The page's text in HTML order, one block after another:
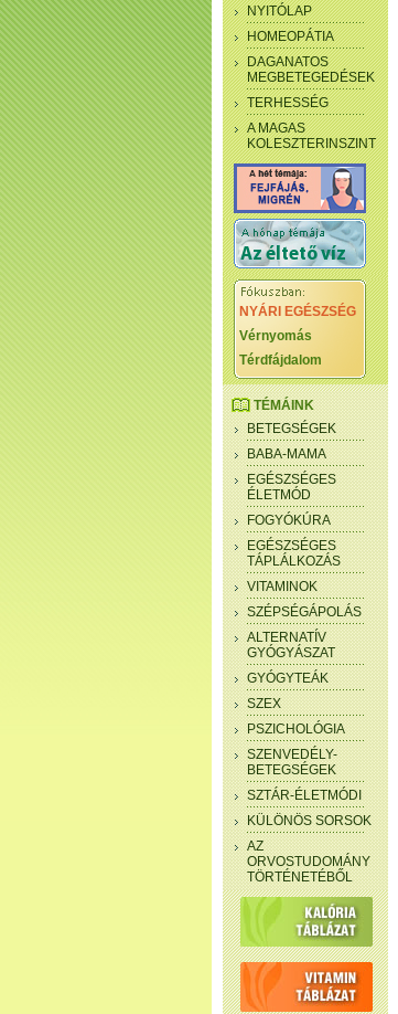
NYITÓLAP
HOMEOPÁTIA
DAGANATOS
MEGBETEGEDÉSEK
TERHESSÉG
A MAGAS
KOLESZTERINSZINT
NYÁRI EGÉSZSÉG
Vérnyomás
Térdfájdalom
TÉMÁINK
BETEGSÉGEK
BABA-MAMA
EGÉSZSÉGES
ÉLETMÓD
FOGYÓKÚRA
EGÉSZSÉGES
TÁPLÁLKOZÁS
VITAMINOK
SZÉPSÉGÁPOLÁS
ALTERNATÍV
GYÓGYÁSZAT
GYÓGYTEÁK
SZEX
PSZICHOLÓGIA
SZENVEDÉLY-
BETEGSÉGEK
SZTÁR-ÉLETMÓDI
KÜLÖNÖS SORSOK
AZ
ORVOSTUDOMÁNY
TÖRTÉNETÉBŐL